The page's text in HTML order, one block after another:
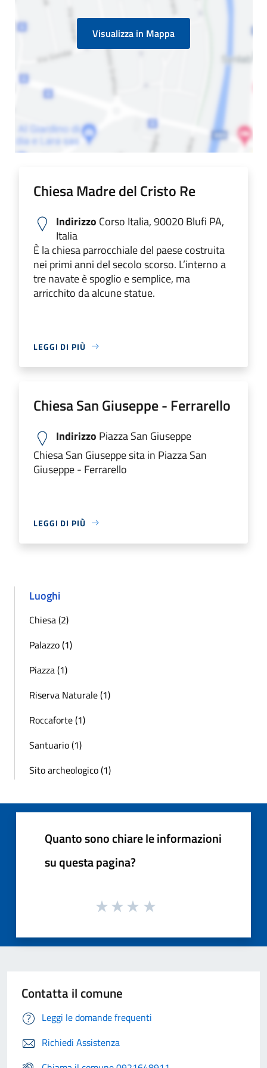
Visualizza in Mappa
Chiesa Madre del Cristo Re
Indirizzo Corso Italia, 90020 Blufi PA,
Italia
È la chiesa parrocchiale del paese costruita
nei primi anni del secolo scorso. L’interno a
tre navate è spoglio e semplice, ma
arricchito da alcune statue.
LEGGI DI PIÙ
Chiesa San Giuseppe - Ferrarello
Indirizzo Piazza San Giuseppe
Chiesa San Giuseppe sita in Piazza San
Giuseppe - Ferrarello
LEGGI DI PIÙ
Luoghi
Chiesa (2)
Palazzo (1)
Piazza (1)
Riserva Naturale (1)
Roccaforte (1)
Santuario (1)
Sito archeologico (1)
Quanto sono chiare le informazioni
su questa pagina?
Contatta il comune
Leggi le domande frequenti
Richiedi Assistenza